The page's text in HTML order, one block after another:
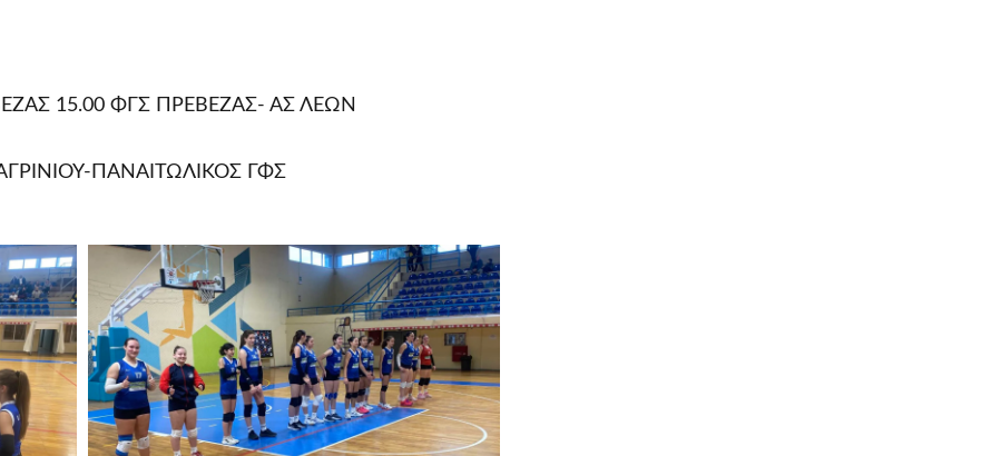
15.00 ΦΓΣ ΠΡΕΒΕΖΑΣ- ΑΣ ΛΕΩΝ
ΠΑΝΑΙΤΩΛΙΚΟΣ ΓΦΣ